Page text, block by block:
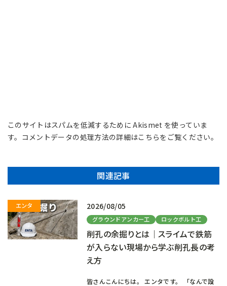
このサイトはスパムを低減するために Akismet を使っていま
す。 コメントデータの処理方法の詳細はこちらをご覧ください。
関連記事
2026/08/05
グラウンドアンカー工 ロックボルト工
削孔の余掘りとは｜スライムで鉄筋
が入らない現場から学ぶ削孔長の考
え方
皆さんこんにちは。 エンタです。 「なんで設